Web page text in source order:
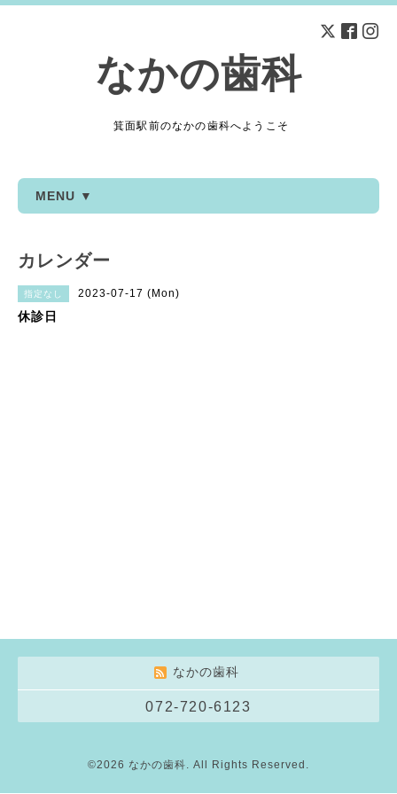
なかの歯科
箕面駅前のなかの歯科へようこそ
MENU ▼
カレンダー
指定なし 2023-07-17 (Mon)
休診日
なかの歯科
072-720-6123
©2026 なかの歯科. All Rights Reserved.